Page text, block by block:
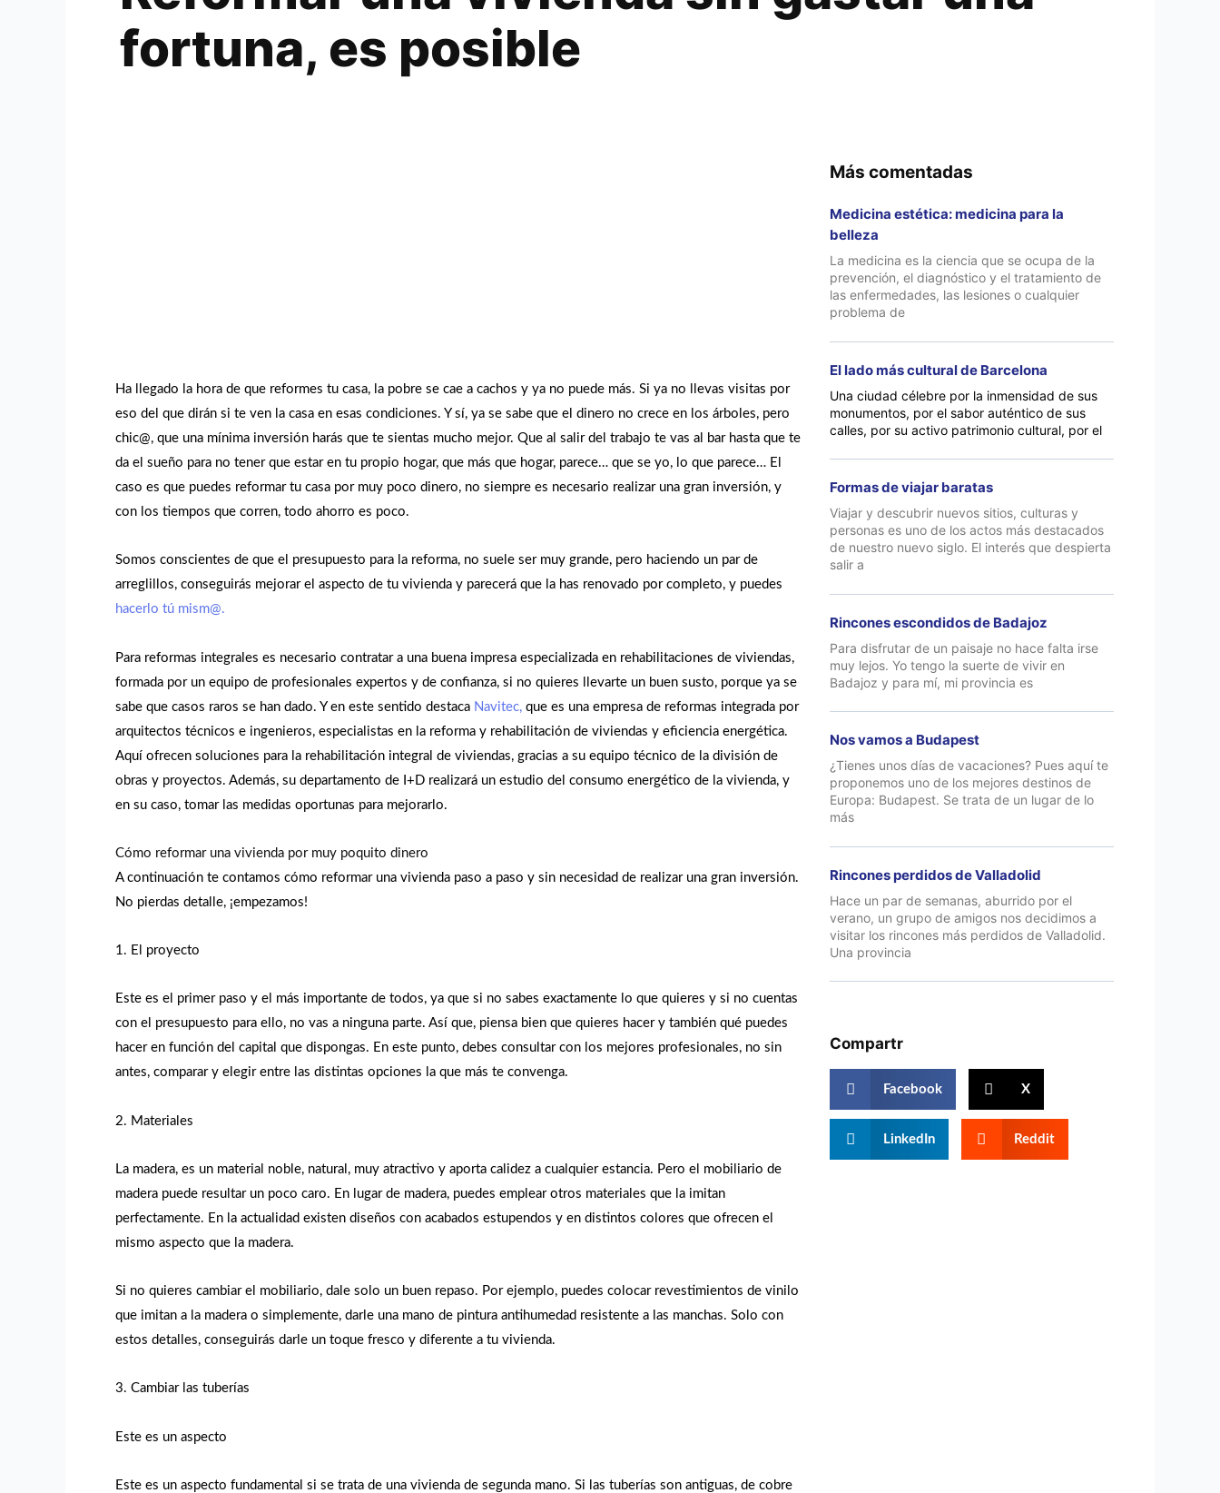
fortuna, es posible
Ha llegado la hora de que reformes tu casa, la pobre se cae a cachos y ya no puede más. Si ya no llevas visitas por
eso del que dirán si te ven la casa en esas condiciones. Y sí, ya se sabe que el dinero no crece en los árboles, pero
chic@, que una mínima inversión harás que te sientas mucho mejor. Que al salir del trabajo te vas al bar hasta que te
da el sueño para no tener que estar en tu propio hogar, que más que hogar, parece… que se yo, lo que parece… El
caso es que puedes reformar tu casa por muy poco dinero, no siempre es necesario realizar una gran inversión, y
con los tiempos que corren, todo ahorro es poco.
Somos conscientes de que el presupuesto para la reforma, no suele ser muy grande, pero haciendo un par de
arreglillos, conseguirás mejorar el aspecto de tu vivienda y parecerá que la has renovado por completo, y puedes
hacerlo tú mism@.
Para reformas integrales es necesario contratar a una buena impresa especializada en rehabilitaciones de viviendas,
formada por un equipo de profesionales expertos y de confianza, si no quieres llevarte un buen susto, porque ya se
sabe que casos raros se han dado. Y en este sentido destaca Navitec, que es una empresa de reformas integrada por
arquitectos técnicos e ingenieros, especialistas en la reforma y rehabilitación de viviendas y eficiencia energética.
Aquí ofrecen soluciones para la rehabilitación integral de viviendas, gracias a su equipo técnico de la división de
obras y proyectos. Además, su departamento de I+D realizará un estudio del consumo energético de la vivienda, y
en su caso, tomar las medidas oportunas para mejorarlo.
Cómo reformar una vivienda por muy poquito dinero
A continuación te contamos cómo reformar una vivienda paso a paso y sin necesidad de realizar una gran inversión.
No pierdas detalle, ¡empezamos!
1. El proyecto
Este es el primer paso y el más importante de todos, ya que si no sabes exactamente lo que quieres y si no cuentas
con el presupuesto para ello, no vas a ninguna parte. Así que, piensa bien que quieres hacer y también qué puedes
hacer en función del capital que dispongas. En este punto, debes consultar con los mejores profesionales, no sin
antes, comparar y elegir entre las distintas opciones la que más te convenga.
2. Materiales
La madera, es un material noble, natural, muy atractivo y aporta calidez a cualquier estancia. Pero el mobiliario de
madera puede resultar un poco caro. En lugar de madera, puedes emplear otros materiales que la imitan
perfectamente. En la actualidad existen diseños con acabados estupendos y en distintos colores que ofrecen el
mismo aspecto que la madera.
Si no quieres cambiar el mobiliario, dale solo un buen repaso. Por ejemplo, puedes colocar revestimientos de vinilo
que imitan a la madera o simplemente, darle una mano de pintura antihumedad resistente a las manchas. Solo con
estos detalles, conseguirás darle un toque fresco y diferente a tu vivienda.
3. Cambiar las tuberías
Este es un aspecto
Este es un aspecto fundamental si se trata de una vivienda de segunda mano. Si las tuberías son antiguas, de cobre
Más comentadas
Medicina estética: medicina para la
belleza
La medicina es la ciencia que se ocupa de la
prevención, el diagnóstico y el tratamiento de
las enfermedades, las lesiones o cualquier
problema de
El lado más cultural de Barcelona
Una ciudad célebre por la inmensidad de sus
monumentos, por el sabor auténtico de sus
calles, por su activo patrimonio cultural, por el
Formas de viajar baratas
Viajar y descubrir nuevos sitios, culturas y
personas es uno de los actos más destacados
de nuestro nuevo siglo. El interés que despierta
salir a
Rincones escondidos de Badajoz
Para disfrutar de un paisaje no hace falta irse
muy lejos. Yo tengo la suerte de vivir en
Badajoz y para mí, mi provincia es
Nos vamos a Budapest
¿Tienes unos días de vacaciones? Pues aquí te
proponemos uno de los mejores destinos de
Europa: Budapest. Se trata de un lugar de lo
más
Rincones perdidos de Valladolid
Hace un par de semanas, aburrido por el
verano, un grupo de amigos nos decidimos a
visitar los rincones más perdidos de Valladolid.
Una provincia
Compartr
Facebook X
LinkedIn Reddit